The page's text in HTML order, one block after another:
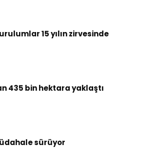
15 yılın zirvesinde
435 bin hektara yaklaştı
sürüyor